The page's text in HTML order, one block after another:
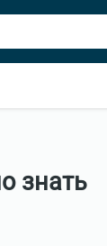
знать